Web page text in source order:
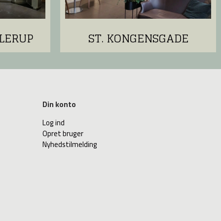
ST. KONGENSGADE
Din konto
Log ind
Opret bruger
Nyhedstilmelding